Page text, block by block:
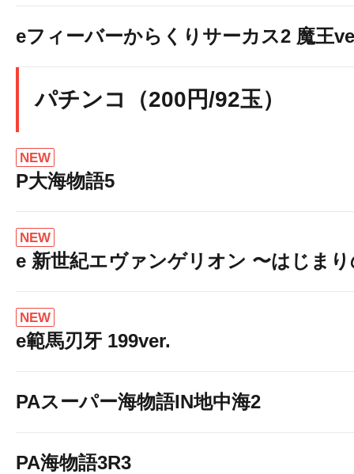
eフィーバーからくりサーカス2 魔王
パチンコ（200円/92玉）
NEW
P大海物語5
NEW
e 新世紀エヴァンゲリオン 〜はじま
NEW
e範馬刃牙 199ver.
PAスーパー海物語IN地中海2
PA海物語3R3